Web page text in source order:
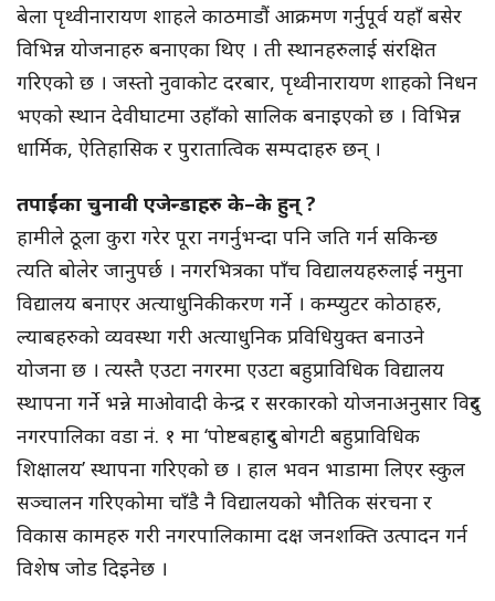
बेला पृथ्वीनारायण शाहले काठमाडौं आक्रमण गर्नुपूर्व यहाँ बसेर
विभिन्न योजनाहरु बनाएका थिए । ती स्थानहरुलाई संरक्षित
गरिएको छ । जस्तो नुवाकोट दरबार, पृथ्वीनारायण शाहको निधन
भएको स्थान देवीघाटमा उहाँको सालिक बनाइएको छ । विभिन्न
धार्मिक, ऐतिहासिक र पुरातात्विक सम्पदाहरु छन् ।
तपाईंका चुनावी एजेन्डाहरु के–के हुन् ?
हामीले ठूला कुरा गरेर पूरा नगर्नुभन्दा पनि जति गर्न सकिन्छ
त्यति बोलेर जानुपर्छ । नगरभित्रका पाँच विद्यालयहरुलाई नमुना
विद्यालय बनाएर अत्याधुनिकीकरण गर्ने । कम्प्युटर कोठाहरु,
ल्याबहरुको व्यवस्था गरी अत्याधुनिक प्रविधियुक्त बनाउने
योजना छ । त्यस्तै एउटा नगरमा एउटा बहुप्राविधिक विद्यालय
स्थापना गर्ने भन्ने माओवादी केन्द्र र सरकारको योजनाअनुसार विदुर
नगरपालिका वडा नं. १ मा ‘पोष्टबहादुर बोगटी बहुप्राविधिक
शिक्षालय’ स्थापना गरिएको छ । हाल भवन भाडामा लिएर स्कुल
सञ्चालन गरिएकोमा चाँडै नै विद्यालयको भौतिक संरचना र
विकास कामहरु गरी नगरपालिकामा दक्ष जनशक्ति उत्पादन गर्न
विशेष जोड दिइनेछ ।